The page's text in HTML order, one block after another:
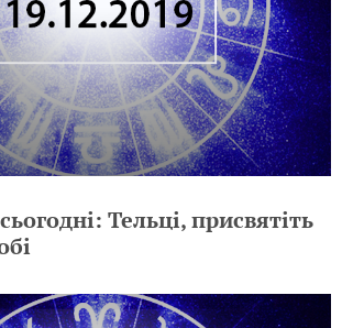
Тельці, присвятіть